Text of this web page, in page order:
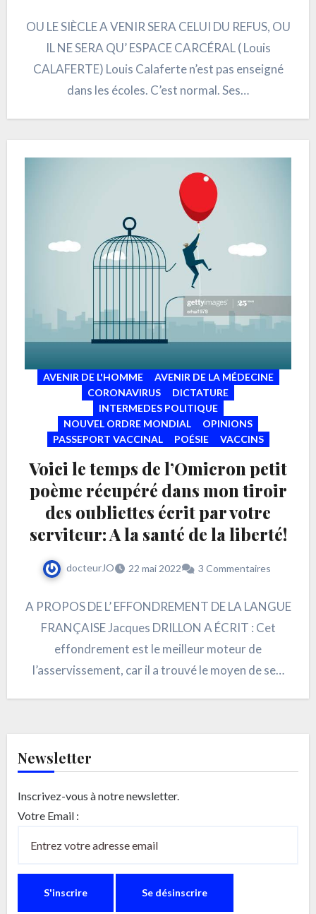
OU LE SIÈCLE A VENIR SERA CELUI DU REFUS, OU
IL NE SERA QU’ ESPACE CARCÉRAL ( Louis
CALAFERTE) Louis Calaferte n’est pas enseigné
dans les écoles. C’est normal. Ses…
AVENIR DE L'HOMME
AVENIR DE LA MÉDECINE
CORONAVIRUS
DICTATURE
INTERMEDES POLITIQUE
NOUVEL ORDRE MONDIAL
OPINIONS
PASSEPORT VACCINAL
POÉSIE VACCINS
Voici le temps de l’Omicron petit
poème récupéré dans mon tiroir
des oubliettes écrit par votre
serviteur: A la santé de la liberté!
docteurJO 22 mai 2022 3 Commentaires
A PROPOS DE L’ EFFONDREMENT DE LA LANGUE
FRANÇAISE Jacques DRILLON A ÉCRIT : Cet
effondrement est le meilleur moteur de
l’asservissement, car il a trouvé le moyen de se…
Newsletter
Inscrivez-vous à notre newsletter.
Votre Email :